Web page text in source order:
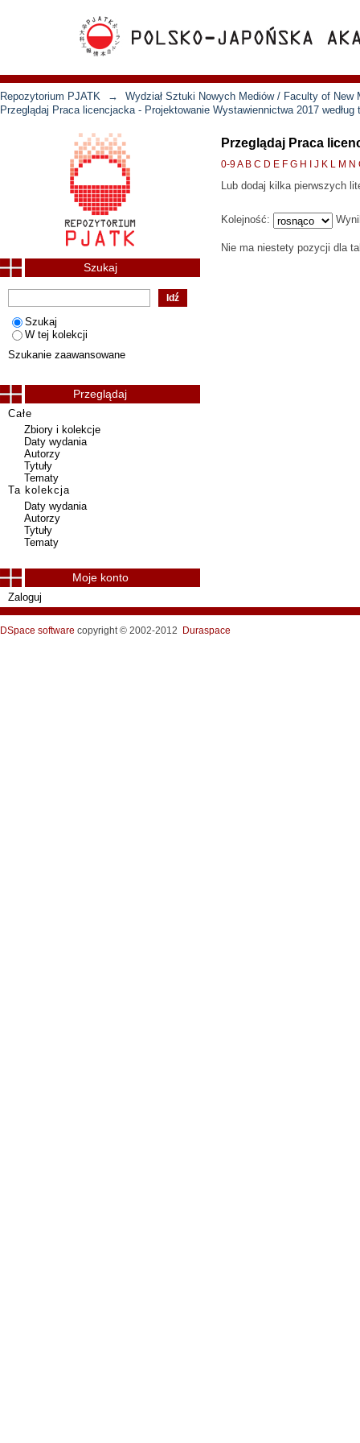
Repozytorium PJATK →
Wydział Sztuki Nowych Mediów / Faculty of New
Przeglądaj Praca licencjacka - Projektowanie Wystawiennictwa 2017 według
Przeglądaj Praca
0-9A B C D E F G H J K L M N
Lub dodaj kilka pierwszych
Kolejność:
Nie ma niestety pozycji dla
Szukaj
Szukaj
W tej kolekcji
Szukanie zaawansowane
Przeglądaj
Całe
Zbiory i kolekcje
Daty wydania
Autorzy
Tytuły
Tematy
Ta kolekcja
Daty wydania
Autorzy
Tytuły
Tematy
Moje konto
Zaloguj
DSpace software copyright © 2002-2012 Duraspace